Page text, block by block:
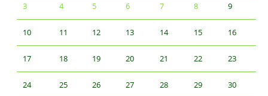
3 4 5 6 7 8 9
10 11 12 13 14 15 16
17 18 19 20 21 22 23
24 25 26 27 28 29 30